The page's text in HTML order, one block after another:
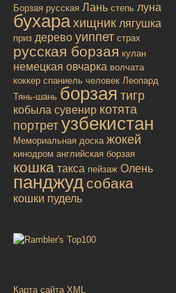
Борзая русская Лань степь луна
бухара хищник лягушка
приз дерево уиппет страх
русская борзая кулан
немецкая овчарка волчата
коккер спаниель человек Леопард
Тянь-шань борзая тигр
кобыла сувенир котята
портрет узбекистан
Мемориальная доска жокей
кинодром английская борзая
кошка такса пейзаж Олень
панджуд собака
кошки пудель
Карта сайта XML